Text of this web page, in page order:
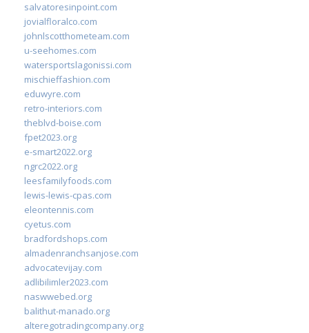
salvatoresinpoint.com
jovialfloralco.com
johnlscotthometeam.com
u-seehomes.com
watersportslagonissi.com
mischieffashion.com
eduwyre.com
retro-interiors.com
theblvd-boise.com
fpet2023.org
e-smart2022.org
ngrc2022.org
leesfamilyfoods.com
lewis-lewis-cpas.com
eleontennis.com
cyetus.com
bradfordshops.com
almadenranchsanjose.com
advocatevijay.com
adlibilimler2023.com
naswwebed.org
balithut-manado.org
alteregotradingcompany.org